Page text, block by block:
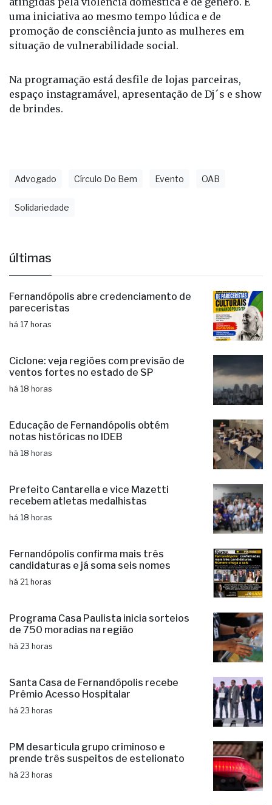
uma iniciativa ao mesmo tempo lúdica e de
promoção de consciência junto as mulheres em
situação de vulnerabilidade social.
Na programação está desfile de lojas parceiras,
espaço instagramável, apresentação de Dj´s e show
de brindes.
Advogado Círculo Do Bem Evento OAB
Solidariedade
últimas
Fernandópolis abre credenciamento de
pareceristas
há 17 horas
Ciclone: veja regiões com previsão de
ventos fortes no estado de SP
há 18 horas
Educação de Fernandópolis obtém
notas históricas no IDEB
há 18 horas
Prefeito Cantarella e vice Mazetti
recebem atletas medalhistas
há 18 horas
Fernandópolis confirma mais três
candidaturas e já soma seis nomes
há 21 horas
Programa Casa Paulista inicia sorteios
de 750 moradias na região
há 23 horas
Santa Casa de Fernandópolis recebe
Prêmio Acesso Hospitalar
há 23 horas
PM desarticula grupo criminoso e
prende três suspeitos de estelionato
há 23 horas